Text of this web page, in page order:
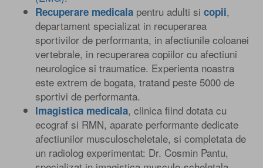
Recuperare medicala pentru adulti si copii,
departament specializat in recuperarea
sportivilor de performanta, in afectiunile coloanei
vertebrale, in recuperarea copiilor cu afectiuni
neurologice si traumatice. Experienta noastra
este extrem de bogata, tratand peste 5000 de
sportivi de performanta.
Imagistica medicala, clinica fiind dotata cu
ecograf si RMN, aparate performante dedicate
afectiunilor musculoscheletale, si completata de
un radiolog experimentat: Dr. Cosmin Pantu,